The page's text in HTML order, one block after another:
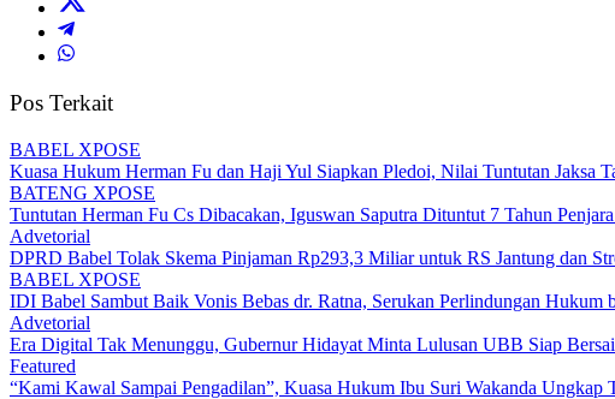
Pos Terkait
BABEL XPOSE
Kuasa Hukum Herman Fu dan Haji Yul Siapkan Pledoi, Nilai Tuntutan Jaksa
BATENG XPOSE
Tuntutan Herman Fu Cs Dibacakan, Iguswan Saputra Dituntut 7 Tahun
Advetorial
DPRD Babel Tolak Skema Pinjaman Rp293,3 Miliar untuk RS Jantung dan
BABEL XPOSE
IDI Babel Sambut Baik Vonis Bebas dr. Ratna, Serukan Perlindungan Hukum
Advetorial
Era Digital Tak Menunggu, Gubernur Hidayat Minta Lulusan UBB Siap
Featured
“Kami Kawal Sampai Pengadilan”, Kuasa Hukum Ibu Suri Wakanda Ungkap